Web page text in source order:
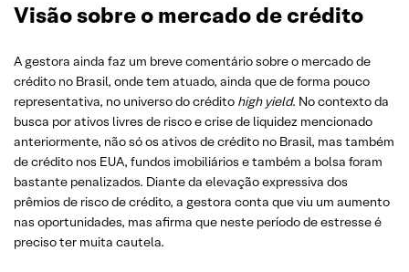
Visão sobre o mercado de crédito
A gestora ainda faz um breve comentário sobre o mercado de
crédito no Brasil, onde tem atuado, ainda que de forma pouco
representativa, no universo do crédito high yield. No contexto da
busca por ativos livres de risco e crise de liquidez mencionado
anteriormente, não só os ativos de crédito no Brasil, mas também
de crédito nos EUA, fundos imobiliários e também a bolsa foram
bastante penalizados. Diante da elevação expressiva dos
prêmios de risco de crédito, a gestora conta que viu um aumento
nas oportunidades, mas afirma que neste período de estresse é
preciso ter muita cautela.